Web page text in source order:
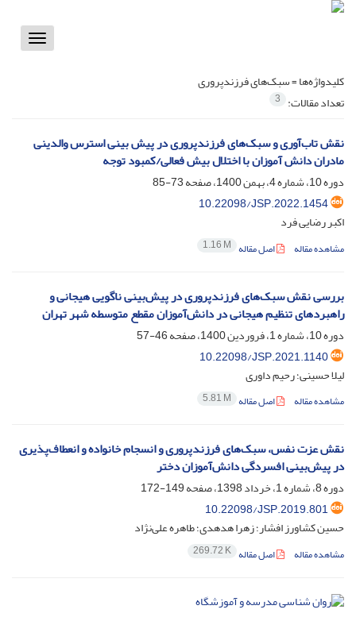
Toggle
کلیدواژه‌ها =سبک‌های فرزندپروری
تعداد مقالات: 3
نقش تاب‌آوری و سبک‌های فرزندپروری در پیش بینی استرس والدینی
مادران دانش آموزان با اختلال بیش فعالی/کمبود توجه
دوره 10، شماره 4، بهمن 1400، صفحه
73-85
10.22098/JSP.2022.1454
اکبر رضایی فرد
مشاهده مقاله اصل مقاله 1.16 M
بررسی نقش سبک‌های فرزندپروری در پیش‌بینی ناگویی هیجانی و
راهبردهای تنظیم هیجانی در دانش‌آموزان مقطع متوسطه شهر تهران
دوره 10، شماره 1، فروردین 1400، صفحه
46-57
10.22098/JSP.2021.1140
لیلا حسینی؛ رحیم داوری
مشاهده مقاله اصل مقاله 5.81 M
نقش عزت‌ نفس، سبک‌های فرزند‌پروری و انسجام خانواده و انعطاف‌پذیری
در پیش‌بینی افسردگی دانش‌آموزان دختر
دوره 8، شماره 1، خرداد 1398، صفحه
149-172
10.22098/JSP.2019.801
حسین کشاورز افشار؛ زهرا هدهدی؛ طاهره علی‌نژاد
مشاهده مقاله اصل مقاله 269.72 K